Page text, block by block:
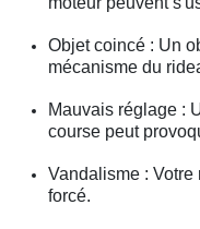
Objet coincé : Un
mécanisme du
Mauvais réglage :
course peut
Vandalisme :
forcé.